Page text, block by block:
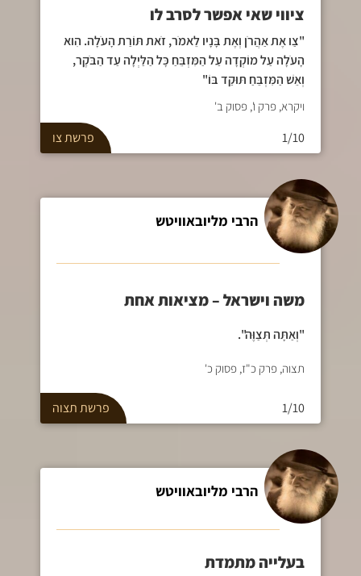
ציווי שאי אפשר לסרב לו
"צַו אֶת אַהֲרֹן וְאֶת בָּנָיו לֵאמֹר, זֹאת תּוֹרַת הָעֹלָה. הִוא
הָעֹלָה עַל מוֹקְדָה עַל הַמִּזְבֵּחַ כָּל הַלַּיְלָה עַד הַבֹּקֶר,
וְאֵשׁ הַמִּזְבֵּחַ תּוּקַד בּוֹ"
ויקרא, פרק ו', פסוק ב'
1/10 פרשתצו
הרבי מליובאוויטש
משה וישראל – מציאות אחת
"וְאַתָּה תְּצַוֶּה".
תצוה, פרק כ"ז, פסוק כ'
1/10 פרשתתצוה
הרבי מליובאוויטש
בעלייה מתמדת